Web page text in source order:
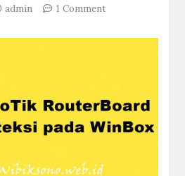
admin 1 Commenton
Menambahkan
Proxmox